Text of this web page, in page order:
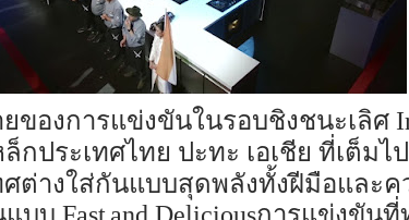
ของการแข่งขันในรอบชิงชนะเลิศ
กประเทศไทย ปะทะ เอเชีย ที่เต็มไ
ศต่างใส่กันแบบสุดพลังทั้งฝีมือและ